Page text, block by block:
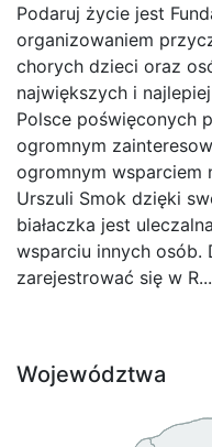
Podaruj życie jest
organizowaniem
chorych dzieci oraz
największych i
Polsce poświęconych
ogromnym
ogromnym wsparciem
Urszuli Smok dzięki
białaczka jest
wsparciu innych osób.
zarejestrować się w R...
Województwa